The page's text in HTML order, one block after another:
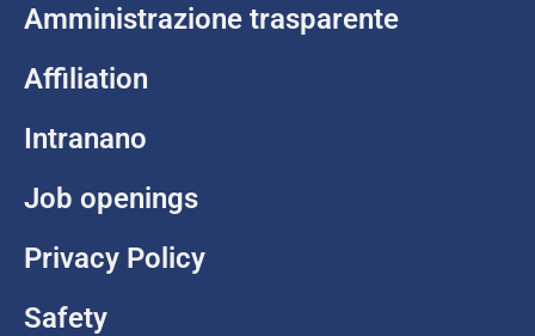
Amministrazione trasparente
Affiliation
Intranano
Job openings
Privacy Policy
Safety